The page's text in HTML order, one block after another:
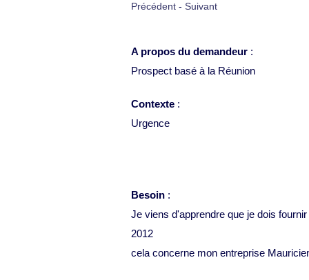
Précédent - Suivant
A propos du demandeur :
Prospect basé à la Réunion
Contexte :
Urgence
Besoin :
Je viens d'apprendre que je dois
2012
cela concerne mon entreprise